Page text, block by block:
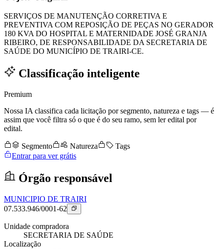
SERVIÇOS DE MANUTENÇÃO CORRETIVA E
PREVENTIVA COM REPOSIÇÃO DE PEÇAS NO GERADOR
180 KVA DO HOSPITAL E MATERNIDADE JOSÉ GRANJA
RIBEIRO, DE RESPONSABILIDADE DA SECRETARIA DE
SAÚDE DO MUNICÍPIO DE TRAIRI-CE.
Classificação inteligente
Premium
Nossa IA classifica cada licitação por segmento, natureza e tags — é
assim que você filtra só o que é do seu ramo, sem ler edital por
edital.
Segmento Natureza
Tags
Entrar para ver grátis
Órgão responsável
MUNICIPIO DE TRAIRI
07.533.946/0001-62
Unidade compradora
SECRETARIA DE SAÚDE
Localização